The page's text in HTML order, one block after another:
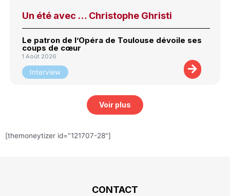
Un été avec … Christophe Ghristi
Le patron de l’Opéra de Toulouse dévoile ses
coups de cœur
1 Août 2026
Interview
Voir plus
[themoneytizer id="121707-28"]
CONTACT